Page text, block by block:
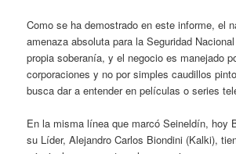
Como se ha demostrado en este informe, el
amenaza absoluta para la Seguridad
propia soberanía, y el negocio es manejado
corporaciones y no por simples caudillos
busca dar a entender en películas o series
En la misma línea que marcó Seineldín, hoy
su Líder, Alejandro Carlos Biondini (Kalki),